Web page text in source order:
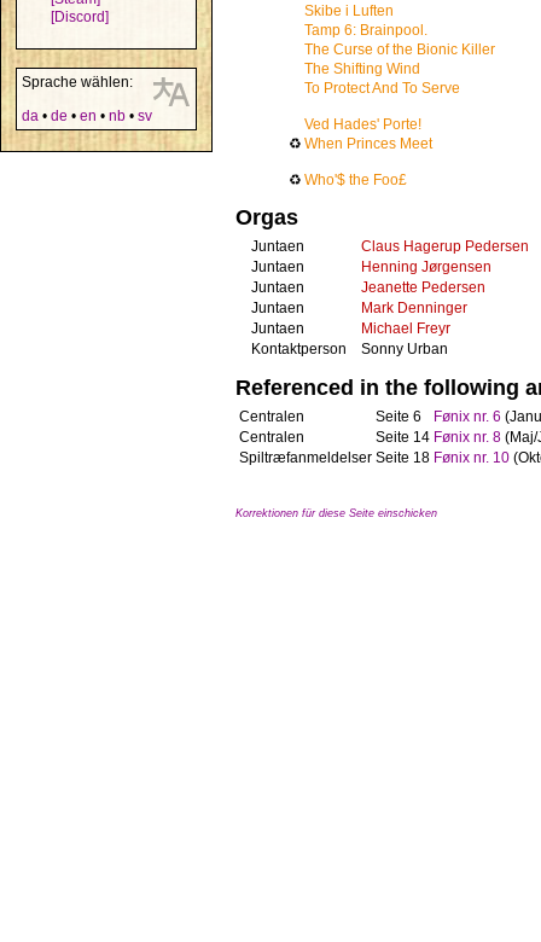
[Discord]
Sprache wählen:
da • de • en • nb • sv
Skibe i Luften
Tamp 6: Brainpool.
The Curse of the Bionic Killer
The Shifting Wind
To Protect And To Serve
Ved Hades' Porte!
♻ When Princes Meet
♻ Who'$ the Foo£
Orgas
Juntaen
Claus Hagerup Pedersen
Juntaen
Henning Jørgensen
Juntaen
Jeanette Pedersen
Juntaen
Mark Denninger
Juntaen
Michael Freyr
Kontaktperson
Sonny Urban
Referenced in the following
Centralen Seite 6 Fønix nr. 6
Centralen
Seite 14 Fønix nr. 8 (Maj/
Spiltræfanmeldelser Seite 18 Fønix nr. 10
Korrektionen für diese Seite einschicken